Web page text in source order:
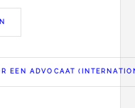
EEN ADVOCAAT